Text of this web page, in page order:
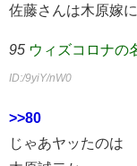
佐藤さんは木原嫁
95 ウィズコロナの
ID:/9yiY/nW0
>>80
じゃあヤッたのは